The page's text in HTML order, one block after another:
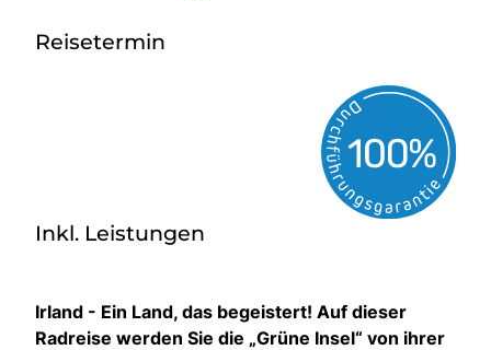
Reisetermin
Inkl. Leistungen
Irland - Ein Land, das begeistert! Auf dieser
Radreise werden Sie die „Grüne Insel“ von ihrer